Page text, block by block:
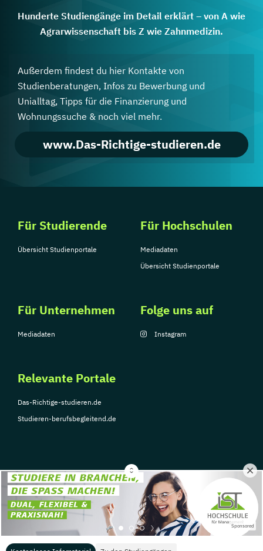
Sponsored
Hunderte Studiengänge im Detail erklärt – von A wie
Agrarwissenschaft bis Z wie Zahnmedizin.
Außerdem findest du hier Kontakte von
Studienberatungen, Infos zu Bewerbung und
Unialltag, Tipps für die Finanzierung und
Wohnungssuche & noch viel mehr.
www.Das-Richtige-studieren.de
Für Studierende
Übersicht Studienportale
Für Hochschulen
Mediadaten
Übersicht Studienportale
Für Unternehmen
Mediadaten
Relevante Portale
Das-Richtige-studieren.de
Studieren-berufsbegleitend.de
Folge uns auf
Instagram
© Copyright 2026, TarGroup Media GmbH
Impressum
Über
Datenschutzerklärung Nutzungsbedingungen